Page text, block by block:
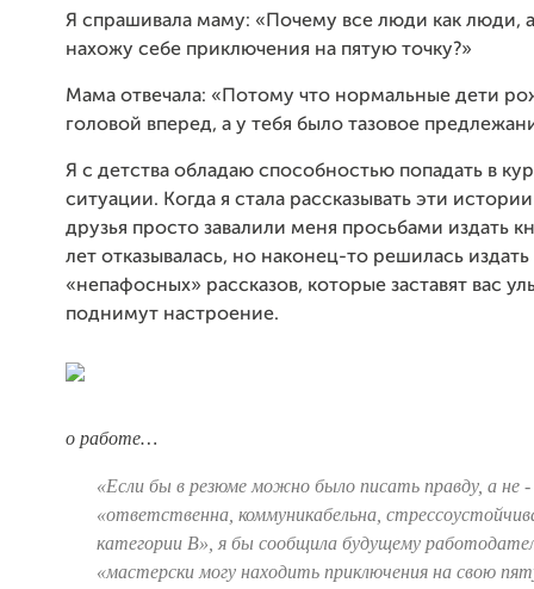
Я спрашивала маму: «Почему все люди как люди, а
нахожу себе приключения на пятую точку?»
Мама отвечала: «Потому что нормальные дети
головой вперед, а у тебя было тазовое
Я с детства обладаю способностью попадать в
ситуации. Когда я стала рассказывать эти
друзья просто завалили меня просьбами издать
лет отказывалась, но наконец-то решилась
«непафосных» рассказов, которые заставят вас
поднимут настроение.
о работе…
«Если бы в резюме можно было писать правду, а не -
«ответственна, коммуникабельна,
категории В», я бы сообщила будущему
«мастерски могу находить приключения на свою